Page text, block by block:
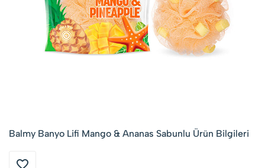
Balmy Banyo Lifi Mango & Ananas Sabunlu Ürün Bilgileri